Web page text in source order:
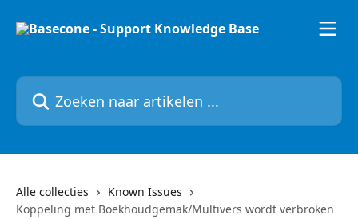
Zoeken naar artikelen ...
Alle collecties
Known Issues
Koppeling met Boekhoudgemak/Multivers wordt verbroken